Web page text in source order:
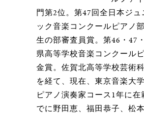
門第2位。第47回全日本ジュ
ック音楽コンクールピアノ
生の部審査員賞。第46・47
県高等学校音楽コンクール
金賞。佐賀北高等学校芸術
を経て、現在、東京音楽大
ピアノ演奏家コース1年に在
でに野田恵、福田恭子、松